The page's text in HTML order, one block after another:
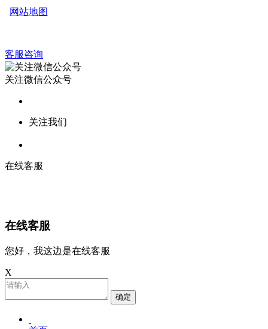
网站地图
客服咨询
关注微信公众号
关注我们
在线客服
在线客服
您好，我这边是在线客服
X
确定